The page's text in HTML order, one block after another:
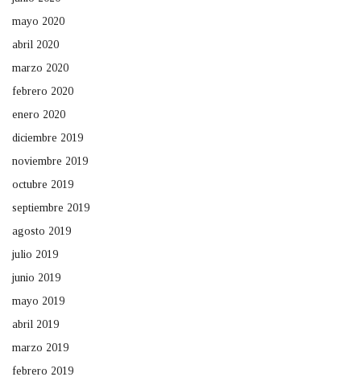
mayo 2020
abril 2020
marzo 2020
febrero 2020
enero 2020
diciembre 2019
noviembre 2019
octubre 2019
septiembre 2019
agosto 2019
julio 2019
junio 2019
mayo 2019
abril 2019
marzo 2019
febrero 2019